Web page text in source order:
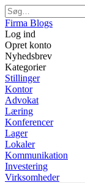
Firma Blogs
Log ind
Opret konto
Nyhedsbrev
Kategorier
Stillinger
Kontor
Advokat
Læring
Konferencer
Lager
Lokaler
Kommunikation
Investering
Virksomheder